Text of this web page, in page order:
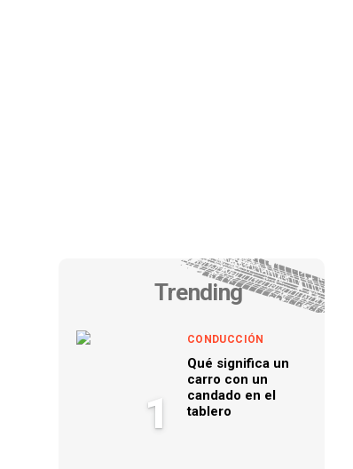
Trending
1
CONDUCCIÓN
Qué significa un
carro con un
candado en el
tablero